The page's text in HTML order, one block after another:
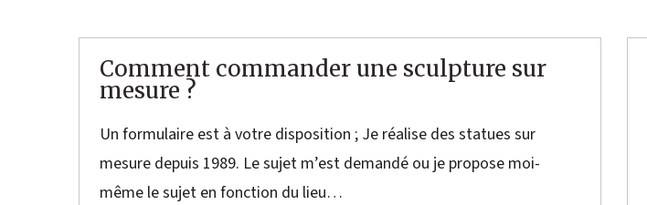
Comment commander une sculpture sur
mesure ?
Un formulaire est à votre disposition ; Je réalise des statues sur
mesure depuis 1989. Le sujet m’est demandé ou je propose moi-
même le sujet en fonction du lieu…